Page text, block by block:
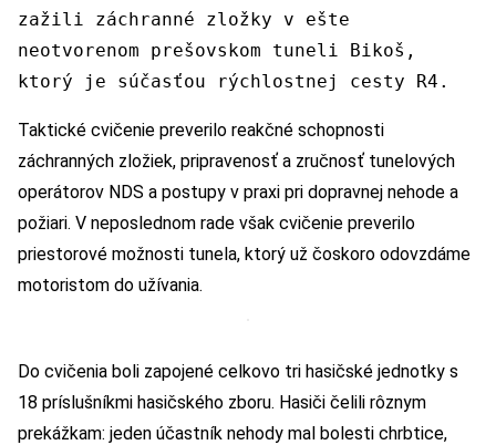
zažili záchranné zložky v ešte
neotvorenom prešovskom tuneli Bikoš,
ktorý je súčasťou rýchlostnej cesty R4.
Taktické cvičenie preverilo reakčné schopnosti
záchranných zložiek, pripravenosť a zručnosť tunelových
operátorov NDS a postupy v praxi pri dopravnej nehode a
požiari. V neposlednom rade však cvičenie preverilo
priestorové možnosti tunela, ktorý už čoskoro odovzdáme
motoristom do užívania.
Do cvičenia boli zapojené celkovo tri hasičské jednotky s
18 príslušníkmi hasičského zboru. Hasiči čelili rôznym
prekážkam: jeden účastník nehody mal bolesti chrbtice,